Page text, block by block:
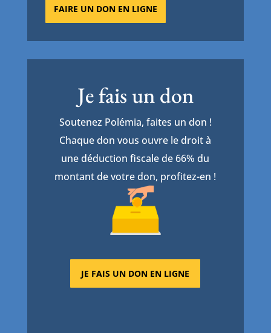
FAIRE UN DON EN LIGNE
Je fais un don
Soutenez Polémia, faites un don !
Chaque don vous ouvre le droit à
une déduction fiscale de 66% du
montant de votre don, profitez-en !
JE FAIS UN DON EN LIGNE